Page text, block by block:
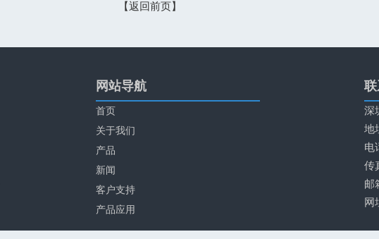
【返回前页】
网站导航
首页
关于我们
产品
新闻
客户支持
产品应用
联
深
地
电
传
邮
网